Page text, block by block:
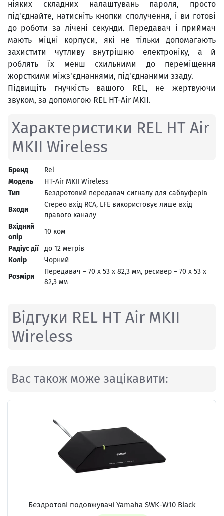
ніяких складних налаштувань пароля, просто
під'єднайте, натисніть кнопки сполучення, і ви готові
до роботи за лічені секунди. Передавач і приймач
мають міцні корпуси, які не тільки допомагають
захистити чутливу внутрішню електроніку, а й
роблять їх менш схильними до переміщення
жорсткими міжз'єднаннями, під'єднаними ззаду.
Підвищіть гнучкість вашого REL, не жертвуючи
звуком, за допомогою REL HT-Air MKII.
Характеристики REL HT Air
MKII Wireless
Бренд
Rel
Модель
HT-Air MKII Wireless
Тип
Бездротовий передавач сигналу для сабвуферів
Входи
Стерео вхід RCA, LFE використовує лише вхід
правого каналу
Вхідний
опір
10 ком
Радіус дії
до 12 метрів
Колір
Чорний
Розміри
Передавач – 70 x 53 x 82,3 мм, ресивер – 70 x 53 x
82,3 мм
Відгуки REL HT Air MKII
Wireless
Вас також може зацікавити:
Бездротові подовжувачі Yamaha SWK-W10 Black